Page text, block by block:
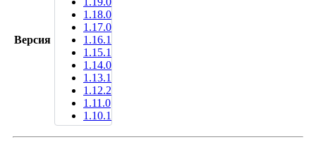
Версия
1.18.0
1.17.0
1.16.1
1.15.1
1.14.0
1.13.1
1.12.2
1.11.0
1.10.1